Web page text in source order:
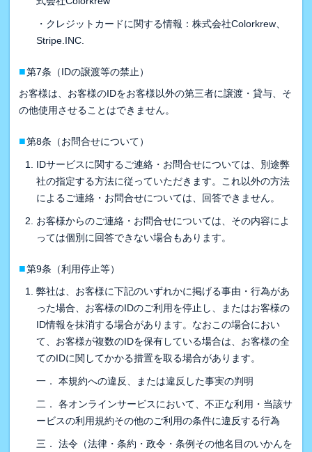
・クレジットカードに関する情報：株式会社Colorkrew、
Stripe.INC.
■第7条（IDの譲渡等の禁止）
お客様は、お客様のIDをお客様以外の第三者に譲渡・貸与、そ
の他使用させることはできません。
■第8条（お問合せについて）
IDサービスに関するご連絡・お問合せについては、別途弊
社の指定する方法に従っていただきます。これ以外の方法
によるご連絡・お問合せについては、回答できません。
お客様からのご連絡・お問合せについては、その内容によ
っては個別に回答できない場合もあります。
■第9条（利用停止等）
弊社は、お客様に下記のいずれかに掲げる事由・行為があ
った場合、お客様のIDのご利用を停止し、またはお客様の
ID情報を抹消する場合があります。なおこの場合におい
て、お客様が複数のIDを保有している場合は、お客様の全
てのIDに関してかかる措置を取る場合があります。
一． 本規約への違反、または違反した事実の判明
二． 各オンラインサービスにおいて、不正な利用・当該サ
ービスの利用規約その他のご利用の条件に違反する行為
三． 法令（法律・条約・政令・条例その他名目のいかんを